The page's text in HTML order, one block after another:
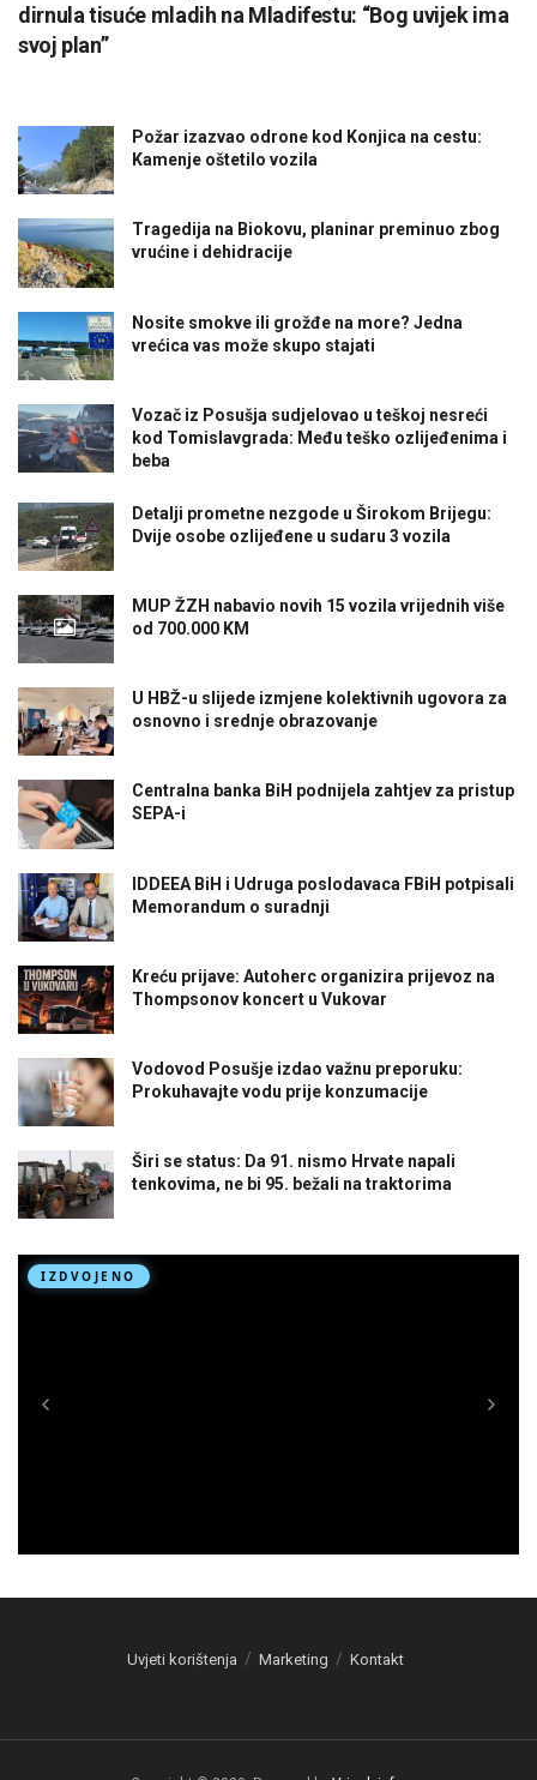
dirnula tisuće mladih na Mladifestu: “Bog uvijek ima
svoj plan”
Požar izazvao odrone kod Konjica na cestu:
Kamenje oštetilo vozila
Tragedija na Biokovu, planinar preminuo zbog
vrućine i dehidracije
Nosite smokve ili grožđe na more? Jedna
vrećica vas može skupo stajati
Vozač iz Posušja sudjelovao u teškoj nesreći
kod Tomislavgrada: Među teško ozlijeđenima i
beba
Detalji prometne nezgode u Širokom Brijegu:
Dvije osobe ozlijeđene u sudaru 3 vozila
MUP ŽZH nabavio novih 15 vozila vrijednih više
od 700.000 KM
U HBŽ-u slijede izmjene kolektivnih ugovora za
osnovno i srednje obrazovanje
Centralna banka BiH podnijela zahtjev za pristup
SEPA-i
IDDEEA BiH i Udruga poslodavaca FBiH potpisali
Memorandum o suradnji
Kreću prijave: Autoherc organizira prijevoz na
Thompsonov koncert u Vukovar
Vodovod Posušje izdao važnu preporuku:
Prokuhavajte vodu prije konzumacije
Širi se status: Da 91. nismo Hrvate napali
tenkovima, ne bi 95. bežali na traktorima
Uvjeti korištenja Marketing Kontakt